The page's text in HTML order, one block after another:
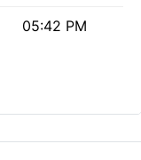
05:42 PM